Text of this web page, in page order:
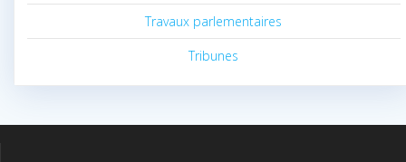
Travaux parlementaires
Tribunes